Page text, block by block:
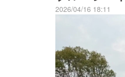
2026/04/16 18:11